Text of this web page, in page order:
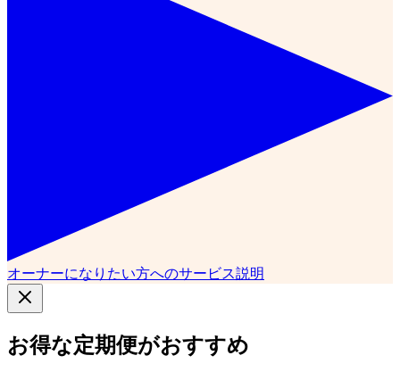
オーナーになりたい方へのサービス説明
お得な定期便がおすすめ